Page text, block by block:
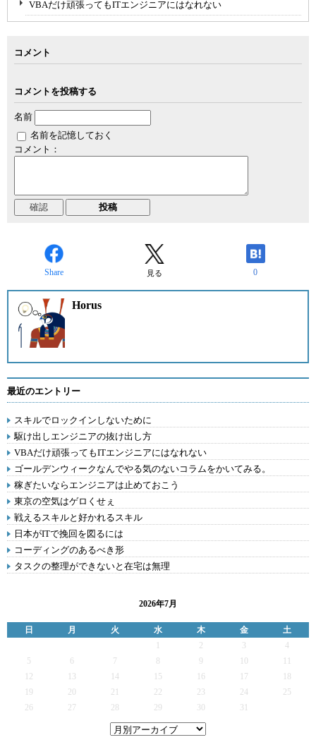
VBAだけ頑張ってもITエンジニアにはなれない
コメント
コメントを投稿する
名前
名前を記憶しておく
コメント：
Share 見る 0
Horus
最近のエントリー
スキルでロックインしないために
駆け出しエンジニアの抜け出し方
VBAだけ頑張ってもITエンジニアにはなれない
ゴールデンウィークなんでやる気のないコラムをかいてみる。
稼ぎたいならエンジニアは止めておこう
東京の空気はゲロくせぇ
戦えるスキルと好かれるスキル
日本がITで挽回を図るには
コーディングのあるべき形
タスクの整理ができないと在宅は無理
2026年7月
日 月 火 水 木 金
土
2 3
4
5
6 7 9
12
13 14 15 16 17
19
20 21 22 23 24
25
26
27 28 29 30 31